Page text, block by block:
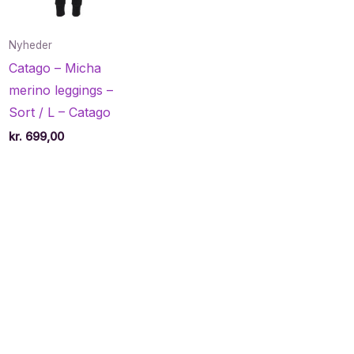
Nyheder
Catago – Micha
merino leggings –
Sort / L – Catago
kr.699,00